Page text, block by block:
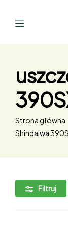
Strona główna
Shindaiwa
Filtruj